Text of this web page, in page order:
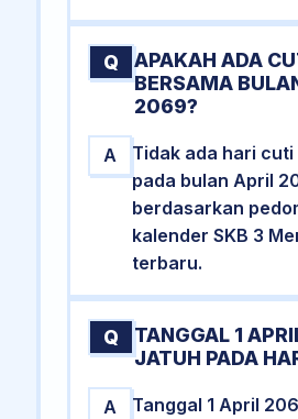
Q
APAKAH ADA
BERSAMA
2069?
A
Tidak ada hari cuti
pada bulan April
berdasarkan
kalender SKB 3
terbaru.
Q
TANGGAL 1
JATUH PADA
A
Tanggal 1 April